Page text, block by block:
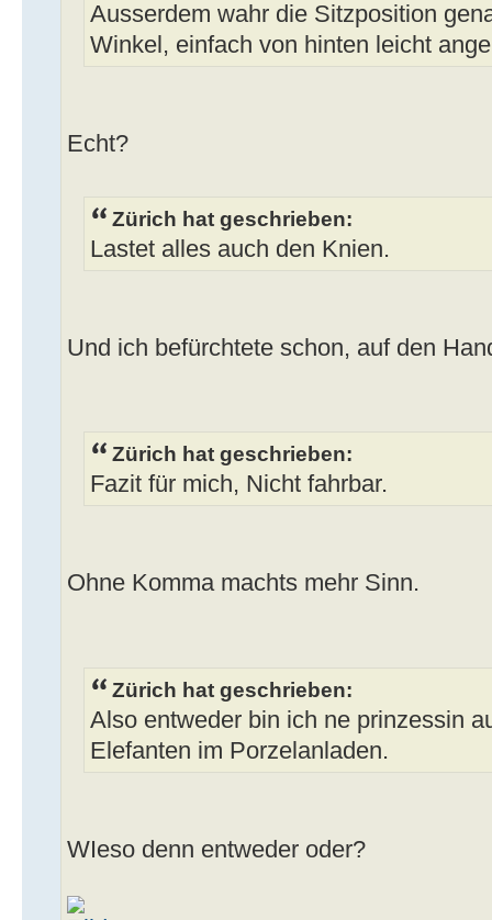
Ausserdem wahr die Sitzposition
Winkel, einfach von hinten leicht
Echt?
Zürich hat geschrieben:
Lastet alles auch den Knien.
Und ich befürchtete schon, auf den
Zürich hat geschrieben:
Fazit für mich, Nicht fahrbar.
Ohne Komma machts mehr Sinn.
Zürich hat geschrieben:
Also entweder bin ich ne prinzessin
Elefanten im Porzelanladen.
WIeso denn entweder oder?